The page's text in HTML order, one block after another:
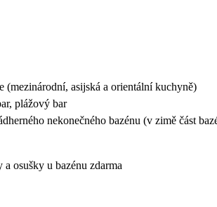
(mezinárodní, asijská a orientální kuchyně)
plážový bar
nekonečného bazénu (v zimě část
osušky u bazénu zdarma